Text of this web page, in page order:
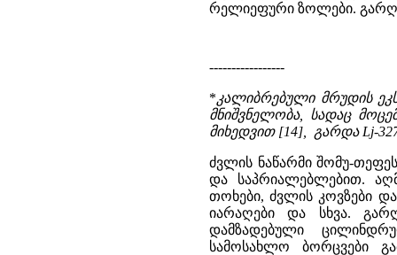
რელიეფური ზოლები.
-----------------
*კალიბრებული მრუდის
მნიშვნელობა, სადაც
მიხედვით [14], გარდა Lj-
ძვლის ნაწარმი შომუ-
და საპრიალებლებით.
თოხები, ძვლის კოვზები
იარაღები და სხვა.
დამზადებული
სამოსახლო ბორცვები